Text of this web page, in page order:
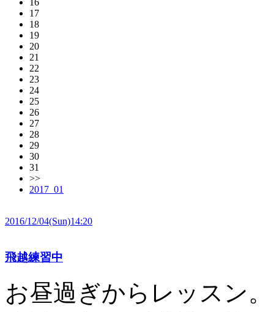
17
18
19
20
21
22
23
24
25
26
27
28
29
30
31
>>
2017_01
2016/12/04(Sun)14:20
飛越練習中
お昼過ぎからレッスン。